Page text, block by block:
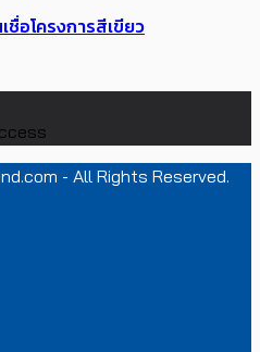
ชื่อโครงการสีเขียว
- All Rights Reserved.